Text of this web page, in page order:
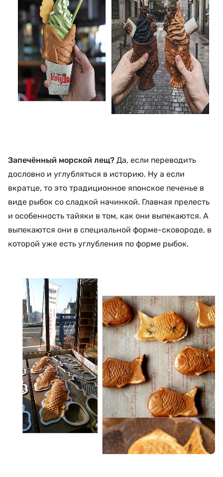
Запечённый морской лещ? Да, если переводить
дословно и углубляться в историю. Ну а если
вкратце, то это традиционное японское печенье в
виде рыбок со сладкой начинкой. Главная прелесть
и особенность тайяки в том, как они выпекаются. А
выпекаются они в специальной форме-сковороде, в
которой уже есть углубления по форме рыбок.